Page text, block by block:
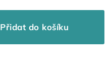
Přidat do košíku